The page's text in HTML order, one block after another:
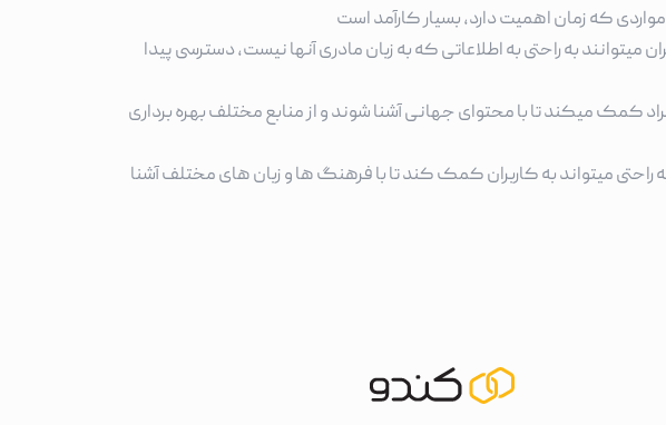
میکند. به این ترتیب، کاربران میتوانند به راحتی به اطلاعاتی که به زبان مادری آنها نیست، دسترسی پیدا
کمک میکند تا با محتوای جهانی آشنا شوند و از منابع مختلف بهره برداری
راحتی میتواند به کاربران کمک کند تا با فرهنگ ها و زبان های مختلف آشنا